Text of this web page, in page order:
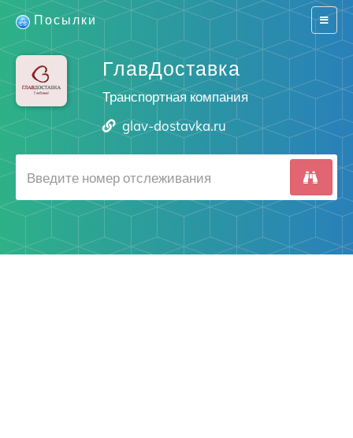
Switch
Посылки
ГлавДоставка
Транспортная компания
glav-dostavka.ru